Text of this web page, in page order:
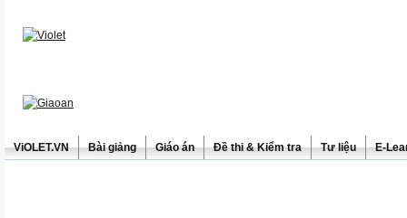
ViOLET.VN Bài giảng Giáo án Đề thi & Kiểm tra Tư liệu E-